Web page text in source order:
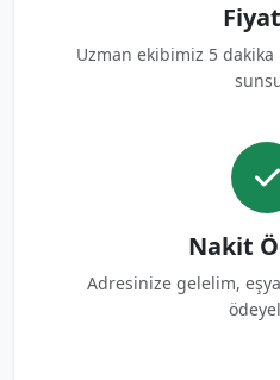
Uzman ekibimiz 5
Nakit
Adresinize gelelim,